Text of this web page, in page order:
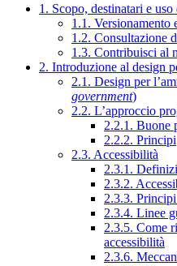
1. Scopo, destinatari e
1.1. Versionamento
1.2. Consultazione
1.3. Contribuisci al
2. Introduzione al design
2.1. Design per
government)
2.2. L’approccio
2.2.1. Buone
2.2.2. Principi
2.3. Accessibilità
2.3.1.
2.3.2.
2.3.3.
2.3.4. Linee
2.3.5. Come
accessibilità
2.3.6.